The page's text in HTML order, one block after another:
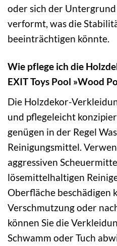
oder sich der
verformt, was die
beeinträchtigen könnte.
Wie pflege ich die
EXIT Toys Pool »Wood
Die Holzdekor-
und pflegeleicht
genügen in der Regel
Reinigungsmittel.
aggressiven
lösemittelhaltigen
Oberfläche beschädigen
Verschmutzung oder
können Sie die
Schwamm oder Tuch